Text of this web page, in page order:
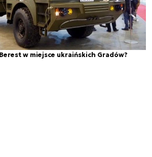
w miejsce ukraińskich Gradów?